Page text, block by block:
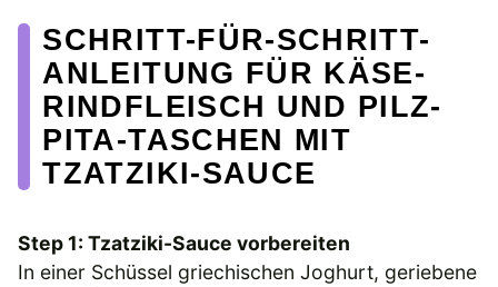
SCHRITT-FÜR-SCHRITT-
ANLEITUNG FÜR KÄSE-
RINDFLEISCH UND PILZ-
PITA-TASCHEN MIT
TZATZIKI-SAUCE
Step 1: Tzatziki-Sauce vorbereiten
In einer Schüssel griechischen Joghurt, geriebene